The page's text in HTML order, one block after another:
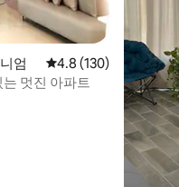
엄 평점 4.8점(5점 만점),
4.8 (130)
멋진 아파트